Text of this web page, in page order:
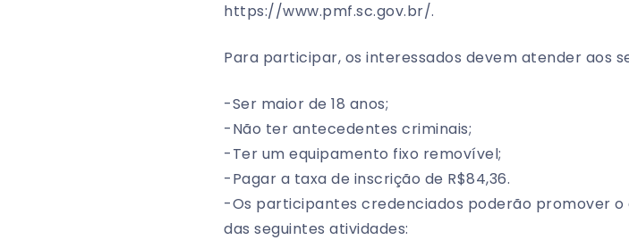
https://www.pmf.sc.gov.br/.
Para participar, os interessados devem atender aos
-Ser maior de 18 anos;
-Não ter antecedentes criminais;
-Ter um equipamento fixo removível;
-Pagar a taxa de inscrição de R$84,36.
-Os participantes credenciados poderão promover
das seguintes atividades: